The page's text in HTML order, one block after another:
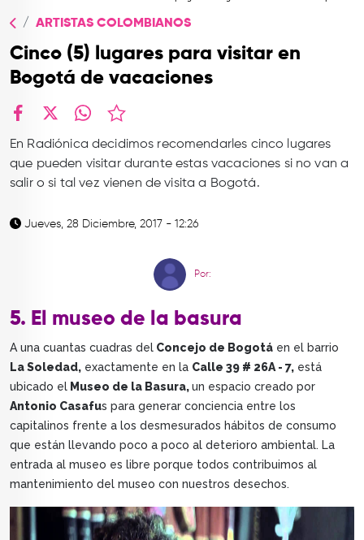
QUIÉNES SOMOS
CONTACTO
ARTISTAS COLOMBIANOS
Cinco (5) lugares para visitar en
Bogotá de vacaciones
En Radiónica decidimos recomendarles cinco lugares
que pueden visitar durante estas vacaciones si no van a
salir o si tal vez vienen de visita a Bogotá.
Jueves, 28 Diciembre, 2017 - 12:26
Por:
5. El museo de la basura
A una cuantas cuadras del Concejo de Bogotá en el barrio
La Soledad, exactamente en la Calle 39 # 26A - 7, está
ubicado el Museo de la Basura,un espacio creado por
Antonio Casafus para generar conciencia entre los
capitalinos frente a los desmesurados hábitos de consumo
que están llevando poco a poco al deterioro ambiental. La
entrada al museo es libre porque todos contribuimos al
mantenimiento del museo con nuestros desechos.